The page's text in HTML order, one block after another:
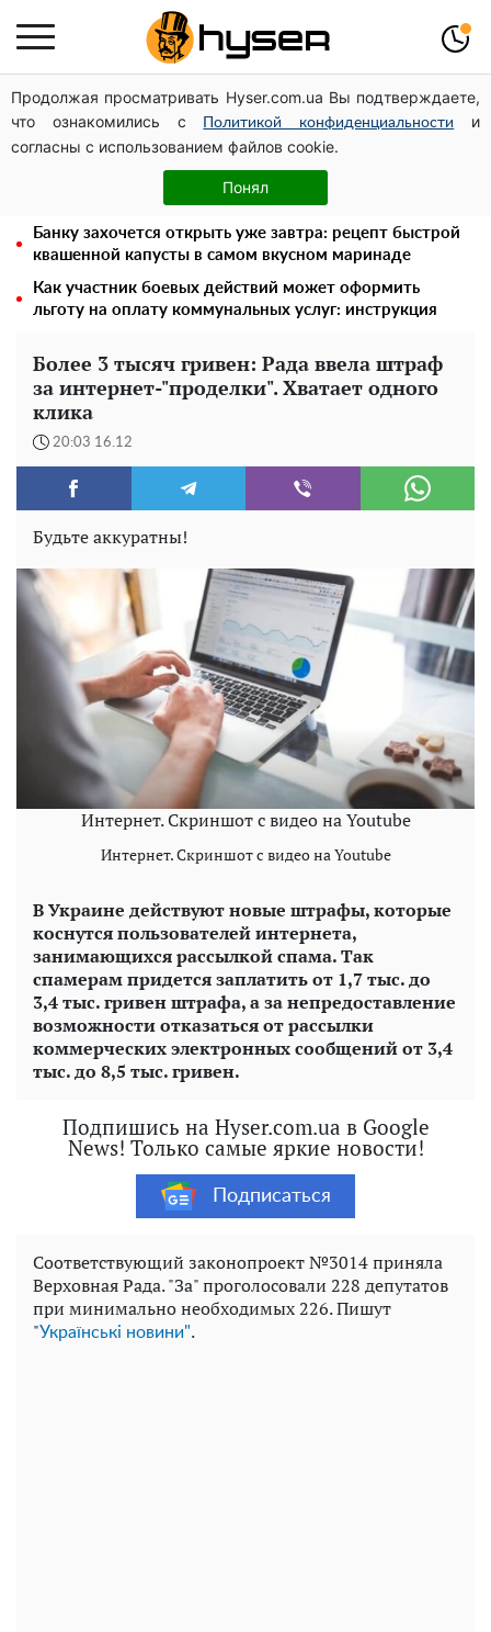
Продолжая просматривать Hyser.com.ua Вы подтверждаете,
что ознакомились с
Политикой конфиденциальности
и
согласны с использованием файлов cookie.
Понял
Украинская авиатранспортная ассоциация обратилась
в Минфин с призывом унифицировать
налогообложение авиализинга
Елена Тополя слив видео – это далеко не все:
фронтмен "Антитела" Тарас Тополя стал следующим
Банку захочется открыть уже завтра: рецепт быстрой
квашенной капусты в самом вкусном маринаде
Как участник боевых действий может оформить
льготу на оплату коммунальных услуг: инструкция
Более 3 тысяч гривен: Рада ввела штраф
за интернет-"проделки". Хватает одного
клика
20:03 16.12
Будьте аккуратны!
Интернет. Скриншот с видео на Youtube
Интернет. Скриншот с видео на Youtube
В Украине действуют новые штрафы, которые
коснутся пользователей интернета,
занимающихся рассылкой спама. Так
спамерам придется заплатить от 1,7 тыс. до
3,4 тыс. гривен штрафа, а за непредоставление
возможности отказаться от рассылки
коммерческих электронных сообщений от 3,4
тыс. до 8,5 тыс. гривен.
Подпишись на Hyser.com.ua в Google
News! Только самые яркие новости!
Подписаться
Соответствующий законопроект №3014 приняла
Верховная Рада. "За" проголосовали 228 депутатов
при минимально необходимых 226. Пишут
"Українські новини".